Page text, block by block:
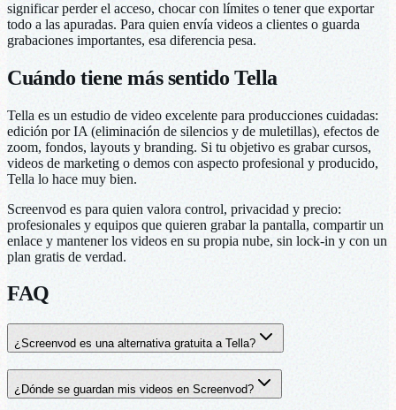
significar perder el acceso, chocar con límites o tener que exportar
todo a las apuradas. Para quien envía videos a clientes o guarda
grabaciones importantes, esa diferencia pesa.
Cuándo tiene más sentido Tella
Tella es un estudio de video excelente para producciones cuidadas:
edición por IA (eliminación de silencios y de muletillas), efectos de
zoom, fondos, layouts y branding. Si tu objetivo es grabar cursos,
videos de marketing o demos con aspecto profesional y producido,
Tella lo hace muy bien.
Screenvod es para quien valora control, privacidad y precio:
profesionales y equipos que quieren grabar la pantalla, compartir un
enlace y mantener los videos en su propia nube, sin lock-in y con un
plan gratis de verdad.
FAQ
¿Screenvod es una alternativa gratuita a Tella?
¿Dónde se guardan mis videos en Screenvod?